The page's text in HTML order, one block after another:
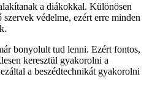
a diákokkal. Különösen
védelme, ezért erre minden
bonyolult tud lenni. Ezért fontos,
keresztül gyakorolni a
a beszédtechnikát gyakorolni